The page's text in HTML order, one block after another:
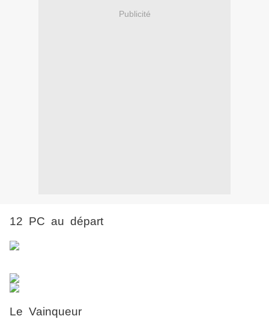
Publicité
12 PC au départ
Le Vainqueur